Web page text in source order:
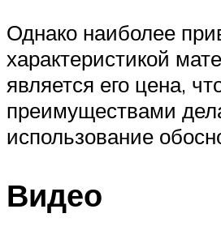
Однако наиболее
характеристикой
является его цена,
преимуществами
использование
Видео